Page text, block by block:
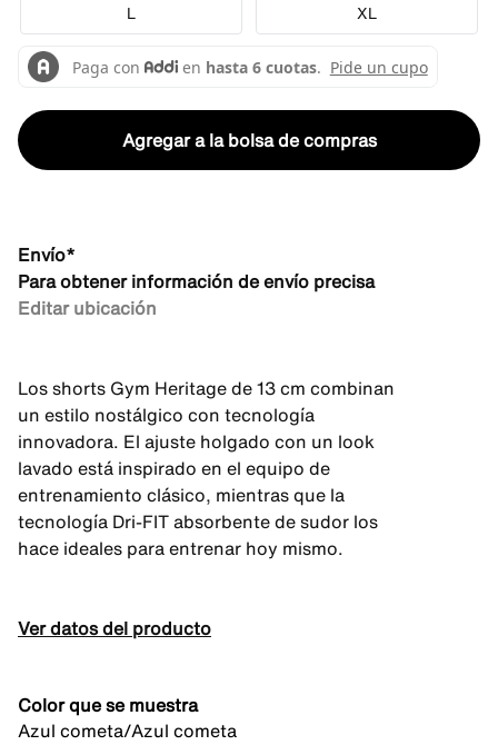
L XL
Agregar a la bolsa de compras
Envío*
Para obtener información de envío precisa
Editar ubicación
Los shorts Gym Heritage de 13 cm combinan
un estilo nostálgico con tecnología
innovadora. El ajuste holgado con un look
lavado está inspirado en el equipo de
entrenamiento clásico, mientras que la
tecnología Dri-FIT absorbente de sudor los
hace ideales para entrenar hoy mismo.
Ver datos del producto
Color que se muestra
Azul cometa/Azul cometa